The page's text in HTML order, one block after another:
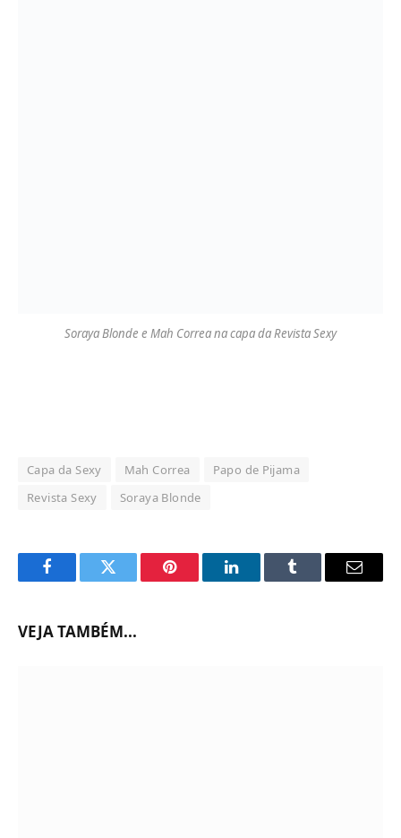
Soraya Blonde e Mah Correa na capa da Revista Sexy
Capa da Sexy Mah Correa
Papo de Pijama
Revista Sexy
Soraya Blonde
FacebookTwitter Pinterest LinkedInTumblr Email
VEJA TAMBÉM...